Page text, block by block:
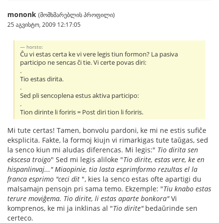
mononk (მომხმარებლის პროფილი)
25 აგვისტო, 2009 12:17:05
horsto:
Ĉu vi estas certa ke vi vere legis tiun formon? La pasiva
participo ne sencas ĉi tie. Vi certe povas diri:
.
Tio estas dirita.
.
Sed pli sencoplena estus aktiva participo:
.
Tion dirinte li foriris = Post diri tion li foriris.
Mi tute certas! Tamen, bonvolu pardoni, ke mi ne estis sufiĉe
eksplicita. Fakte, la formoj kiujn vi rimarkigas tute taŭgas, sed
la senco kiun mi aludas diferencas. Mi legis:" Tio dirita sen
ekscesa troigo" Sed mi legis aliloke "Tio dirite, estas vere, ke en
hispanlinvaj..." Miaopinie, tia lasta esprimformo rezultas el la
franca esprimo "ceci dit ", kies la senco estas ofte apartigi du
malsamajn pensojn pri sama temo. Ekzemple: "Tiu knabo estas
terure moviĝema. Tio dirite, li estas aparte bonkora"Vi
komprenos, ke mi ja inklinas al "Tio dirite"bedaŭrinde sen
certeco.